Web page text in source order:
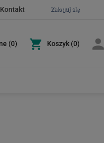
Zaloguj się
Kontakt
(0) Koszyk (0)